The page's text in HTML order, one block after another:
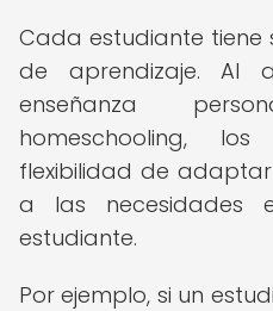
Cada estudiante tiene
de aprendizaje. Al
enseñanza
homeschooling,
flexibilidad de
a las necesidades
estudiante.
Por ejemplo, si un